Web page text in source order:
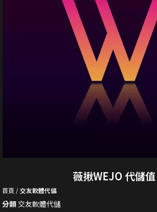
薇揪WEJO 代儲值
首頁 交友軟體代儲
分類 交友軟體代儲